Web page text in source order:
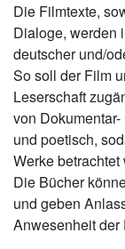
Die Filmtexte,
Dialoge, werden
deutscher und/
So soll der Film
Leserschaft
von
und poetisch,
Werke
Die Bücher
und geben
Anwesenheit der